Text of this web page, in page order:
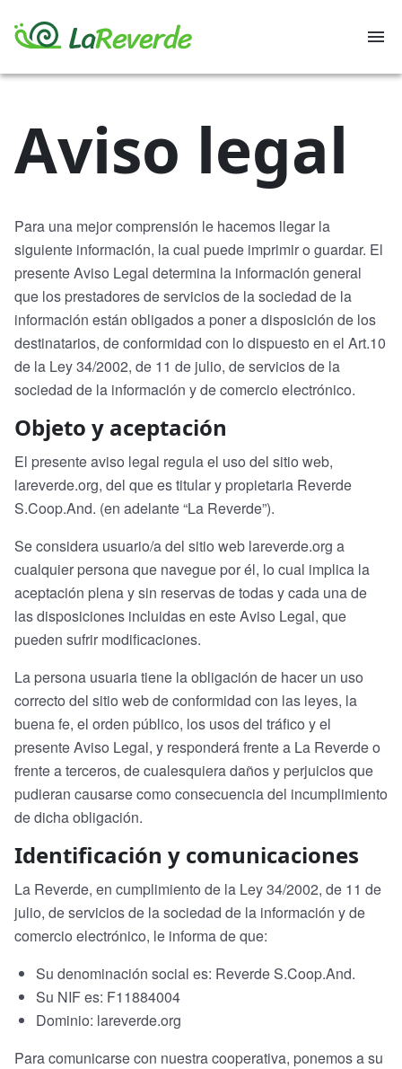
Skip
content
TIENDA ONLINE
Aviso legal
Para una mejor comprensión le hacemos llegar la
siguiente información, la cual puede imprimir o guardar. El
presente Aviso Legal determina la información general
que los prestadores de servicios de la sociedad de la
información están obligados a poner a disposición de los
destinatarios, de conformidad con lo dispuesto en el Art.10
de la Ley 34/2002, de 11 de julio, de servicios de la
sociedad de la información y de comercio electrónico.
Objeto y aceptación
El presente aviso legal regula el uso del sitio web,
lareverde.org, del que es titular y propietaria Reverde
S.Coop.And. (en adelante “La Reverde”).
Se considera usuario/a del sitio web lareverde.org a
cualquier persona que navegue por él, lo cual implica la
aceptación plena y sin reservas de todas y cada una de
las disposiciones incluidas en este Aviso Legal, que
pueden sufrir modificaciones.
La persona usuaria tiene la obligación de hacer un uso
correcto del sitio web de conformidad con las leyes, la
buena fe, el orden público, los usos del tráfico y el
presente Aviso Legal, y responderá frente a La Reverde o
frente a terceros, de cualesquiera daños y perjuicios que
pudieran causarse como consecuencia del incumplimiento
de dicha obligación.
Identificación y comunicaciones
La Reverde, en cumplimiento de la Ley 34/2002, de 11 de
julio, de servicios de la sociedad de la información y de
comercio electrónico, le informa de que:
Su denominación social es: Reverde S.Coop.And.
Su NIF es: F11884004
Dominio: lareverde.org
Para comunicarse con nuestra cooperativa, ponemos a su